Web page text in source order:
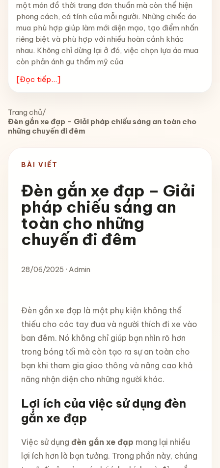
một món đồ thời trang đơn thuần mà còn thể hiện
phong cách, cá tính của mỗi người. Những chiếc áo
mua phù hợp giúp làm mới diện mạo, tạo điểm nhấn
riêng biệt và phù hợp với nhiều hoàn cảnh khác
nhau. Không chỉ dừng lại ở đó, việc chọn lựa áo mua
còn phản ánh gu thẩm mỹ của
[Đọc tiếp...]
Trang chủ/
Đèn gắn xe đạp – Giải pháp chiếu sáng an toàn cho
những chuyến đi đêm
BÀI VIẾT
Đèn gắn xe đạp – Giải
pháp chiếu sáng an
toàn cho những
chuyến đi đêm
28/06/2025 · Admin
Đèn gắn xe đạp là một phụ kiện không thể
thiếu cho các tay đua và người thích đi xe vào
ban đêm. Nó không chỉ giúp bạn nhìn rõ hơn
trong bóng tối mà còn tạo ra sự an toàn cho
bạn khi tham gia giao thông và nâng cao khả
năng nhận diện cho những người khác.
Lợi ích của việc sử dụng đèn
gắn xe đạp
Việc sử dụng đèn gắn xe đạp mang lại nhiều
lợi ích hơn là bạn tưởng. Trong phần này, chúng